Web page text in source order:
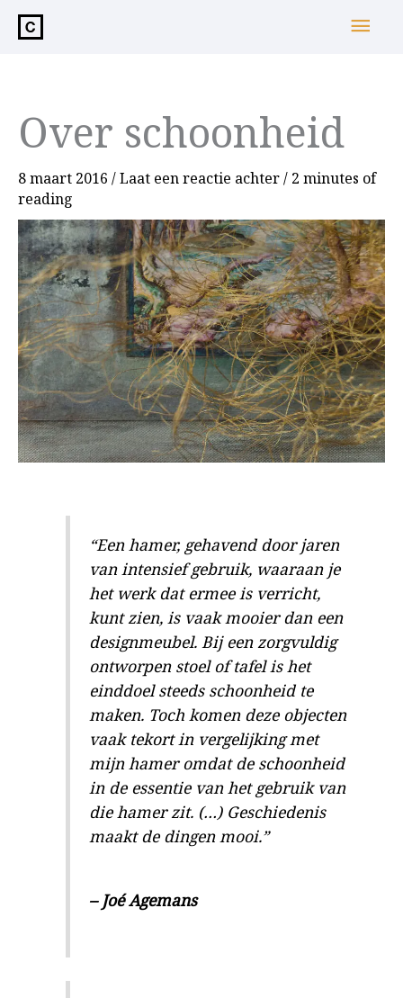
inhoud
Over schoonheid
8 maart 2016 /Laat een reactie achter/ 2 minutes of
reading
“Een hamer, gehavend door jaren
van intensief gebruik, waaraan je
het werk dat ermee is verricht,
kunt zien, is vaak mooier dan een
designmeubel. Bij een zorgvuldig
ontworpen stoel of tafel is het
einddoel steeds schoonheid te
maken. Toch komen deze objecten
vaak tekort in vergelijking met
mijn hamer omdat de schoonheid
in de essentie van het gebruik van
die hamer zit. (…) Geschiedenis
maakt de dingen mooi.”
– Joé Agemans